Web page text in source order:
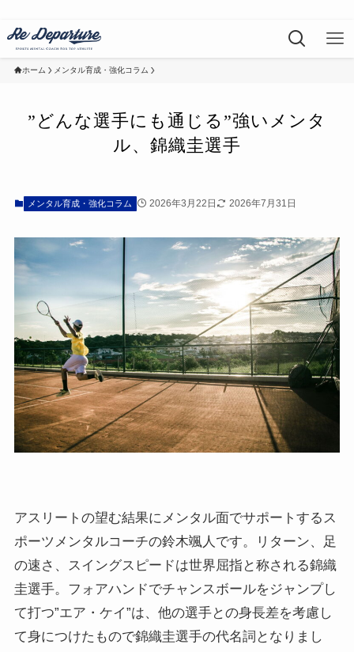
ホーム メンタル育成・強化コラム
”どんな選手にも通じる”強いメンタ
ル、錦織圭選手
メンタル育成・強化コラム 2026年3月22日 2026年7月31日
アスリートの望む結果にメンタル面でサポートするス
ポーツメンタルコーチの鈴木颯人です。リターン、足
の速さ、スイングスピードは世界屈指と称される錦織
圭選手。フォアハンドでチャンスボールをジャンプし
て打つ”エア・ケイ”は、他の選手との身長差を考慮し
て身につけたもので錦織圭選手の代名詞となりまし